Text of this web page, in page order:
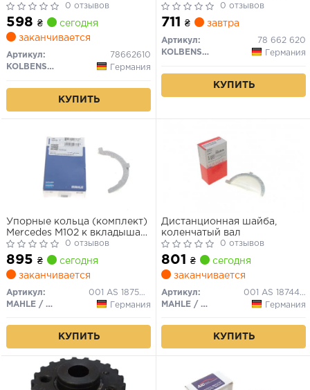
M102/M103/M104/M111/OM601/OM602/OM603/OM604/
912/605.960-962
0 отзывов
598 ₴
сегодня
заканчивается
Артикул:
78662610
KOLBENSCHMIDT
Германия
КУПИТЬ
рем.), +0.20 mm.0 отзывов
711 ₴ завтра
Артикул:
78 662 620
KOLBENSCHMIDT
Германия
КУПИТЬ
Упорные кольца (комплект)
Mercedes M102 к вкладышам
H997
0 отзывов
895 ₴
сегодня
заканчивается
Артикул:
001 AS 18750 000
MAHLE / KNECHT
Германия
КУПИТЬ
Дистанционная шайба,
коленчатый вал
0 отзывов
801 ₴
сегодня
заканчивается
Артикул:
001 AS 18744 000
MAHLE / KNECHT
Германия
КУПИТЬ